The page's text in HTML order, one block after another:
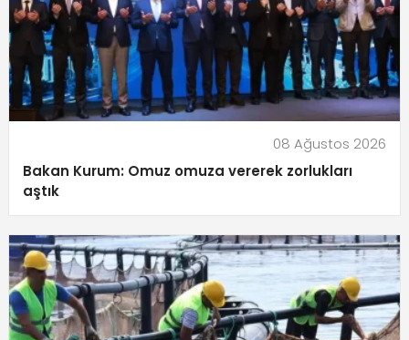
08 Ağustos 2026
Bakan Kurum: Omuz omuza vererek zorlukları
aştık